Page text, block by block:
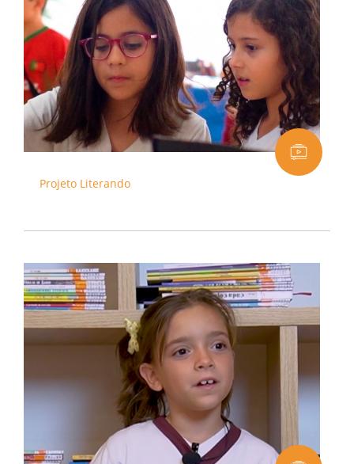
Projeto Literando